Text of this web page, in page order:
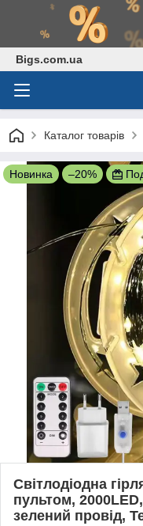
Bigs.com.ua
Каталог товарів
Новинка –20%
Світлодіодна
пультом,
зелений провід,